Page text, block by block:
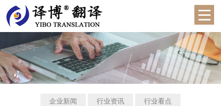
企业新闻 行业资讯 行业看点